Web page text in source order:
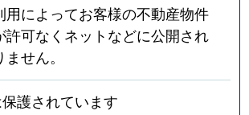
用によってお客様の不動産物件
許可なくネットなどに公開され
せん。
護されています